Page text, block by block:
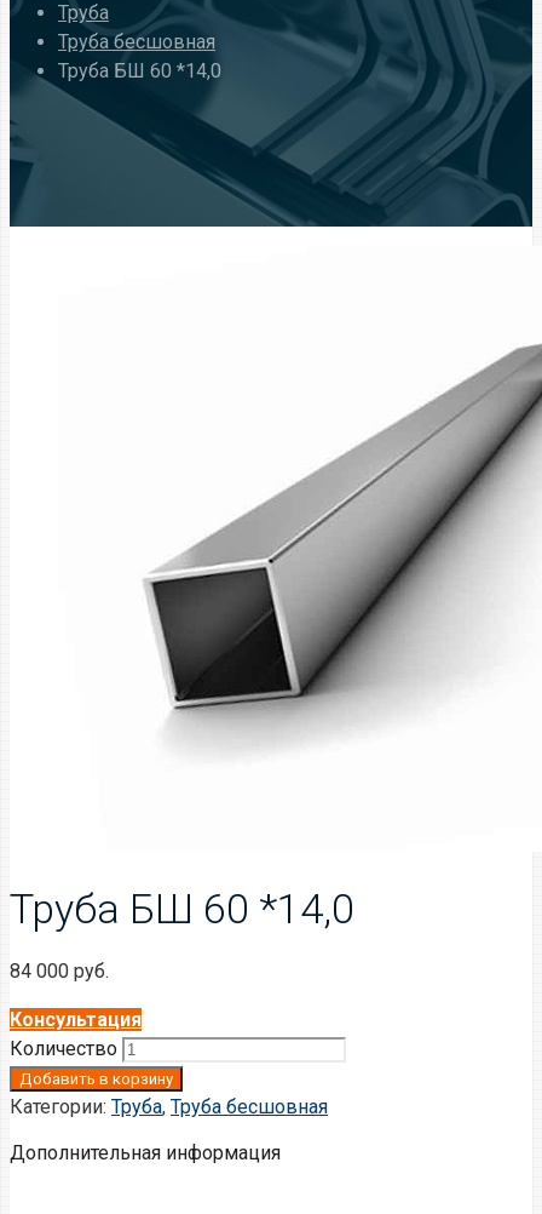
Труба
Труба бесшовная
Труба БШ 60 *14,0
Труба БШ 60 *14,0
84 000 руб.
Консультация
Количество
Добавить в корзину
Категории: Труба, Труба бесшовная
Дополнительная информация